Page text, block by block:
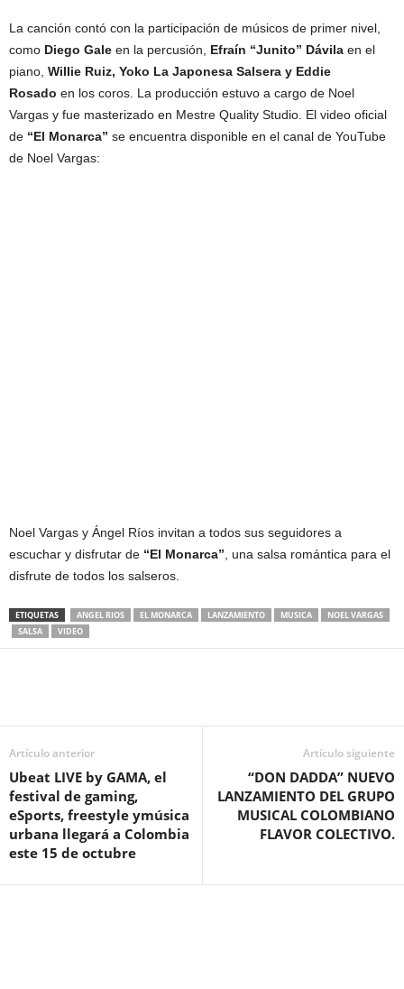
La canción contó con la participación de músicos de primer nivel,
como Diego Gale en la percusión, Efraín “Junito” Dávila en el
piano, Willie Ruiz, Yoko La Japonesa Salsera y Eddie
Rosado en los coros. La producción estuvo a cargo de Noel
Vargas y fue masterizado en Mestre Quality Studio. El video oficial
de “El Monarca” se encuentra disponible en el canal de YouTube
de Noel Vargas:
Noel Vargas y Ángel Ríos invitan a todos sus seguidores a
escuchar y disfrutar de “El Monarca” , una salsa romántica para el
disfrute de todos los salseros.
ETIQUETAS ANGEL RIOS EL MONARCA LANZAMIENTO MUSICA
NOEL VARGAS
SALSA
VIDEO
Artículo anterior
Ubeat LIVE by GAMA, el
festival de gaming,
eSports, freestyle ymúsica
urbana llegará a Colombia
este 15 de octubre
Artículo siguiente
“DON DADDA” NUEVO
LANZAMIENTO DEL GRUPO
MUSICAL COLOMBIANO
FLAVOR COLECTIVO.